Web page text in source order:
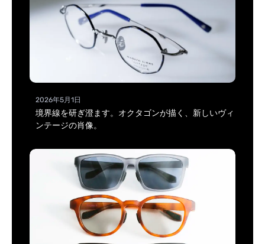
2026年5月1日
境界線を研ぎ澄ます。オクタゴンが描く、新しいヴィ
ンテージの肖像。